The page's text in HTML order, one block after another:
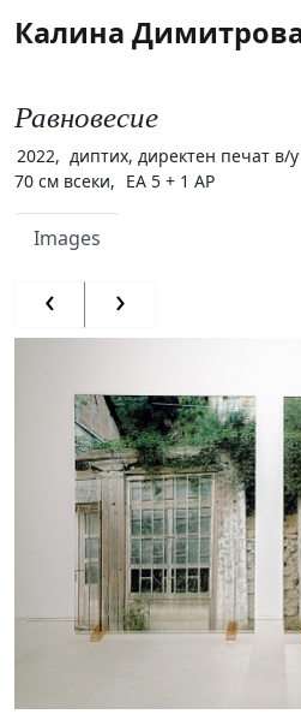
Калина
Равновесие
2022 диптих, директен печат в/
70 см всеки
ЕА 5 + 1 АР
Images
‹ Previous
›